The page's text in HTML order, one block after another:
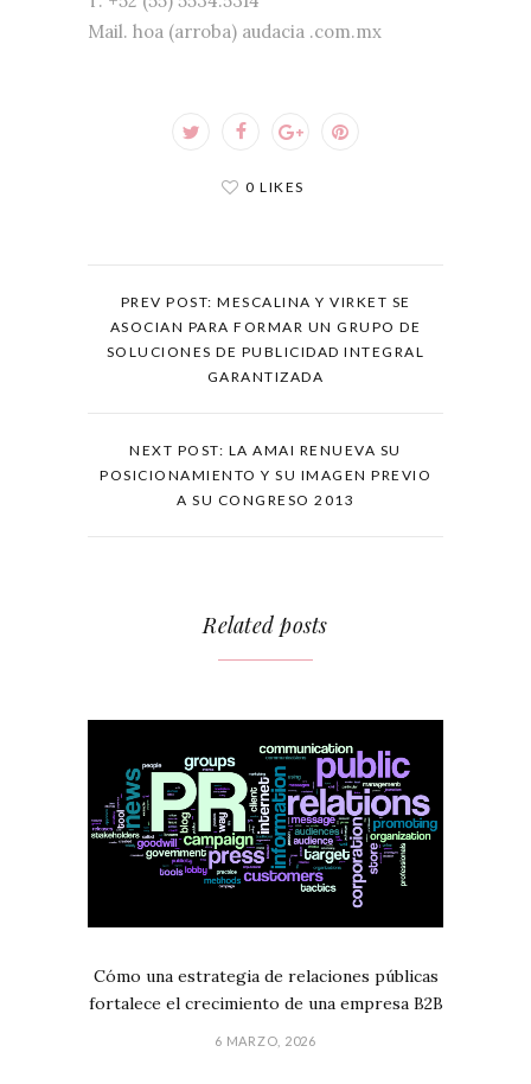
Mail. hoa (arroba) audacia .com.mx
0 LIKES
PREV POST: MESCALINA Y VIRKET SE
ASOCIAN PARA FORMAR UN GRUPO DE
SOLUCIONES DE PUBLICIDAD INTEGRAL
GARANTIZADA
NEXT POST: LA AMAI RENUEVA SU
POSICIONAMIENTO Y SU IMAGEN PREVIO
A SU CONGRESO 2013
Related posts
Cómo una estrategia de relaciones públicas
fortalece el crecimiento de una empresa B2B
6 MARZO, 2026